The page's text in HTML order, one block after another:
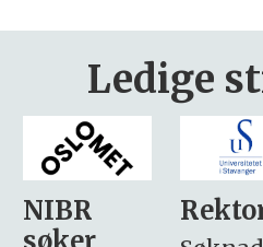
Ledige
Rektor